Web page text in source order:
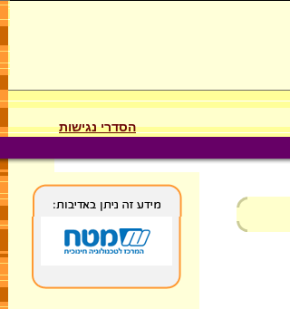
הסדרי נגישות